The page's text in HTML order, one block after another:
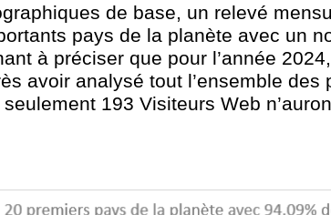
de base, un relevé
pays de la planète avec un
à préciser que pour l’année
avoir analysé tout l’ensemble des
193 Visiteurs Web